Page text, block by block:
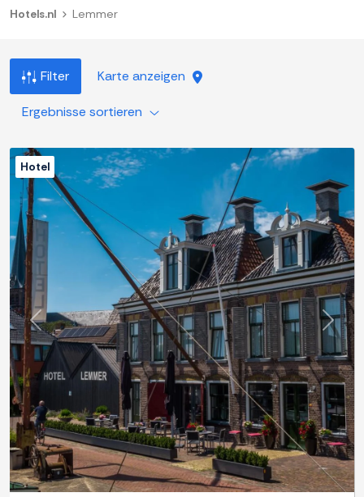
Hotels.nl Lemmer
Filter Karte anzeigen
Ergebnisse sortieren
Zurück
Hotel